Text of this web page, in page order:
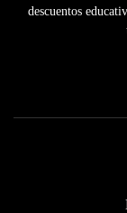
descuentos